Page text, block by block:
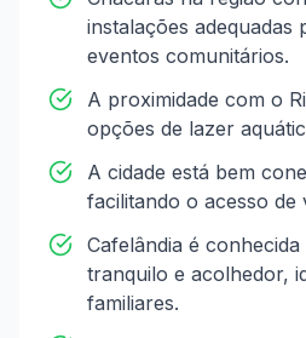
instalações adequadas
eventos comunitários.
A proximidade com o
opções de lazer
A cidade está bem
facilitando o acesso de
Cafelândia é
tranquilo e acolhedor,
familiares.